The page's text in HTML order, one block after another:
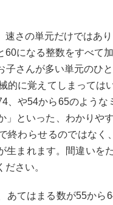
さの単元だけではあ
60になる整数をすべて
子さんが多い単元のひ
的に覚えてしまっては
、や54から65のよう
」といった、わかりや
終わらせるのではな
生まれます。間違いを
さい。
あてはまる数が55か